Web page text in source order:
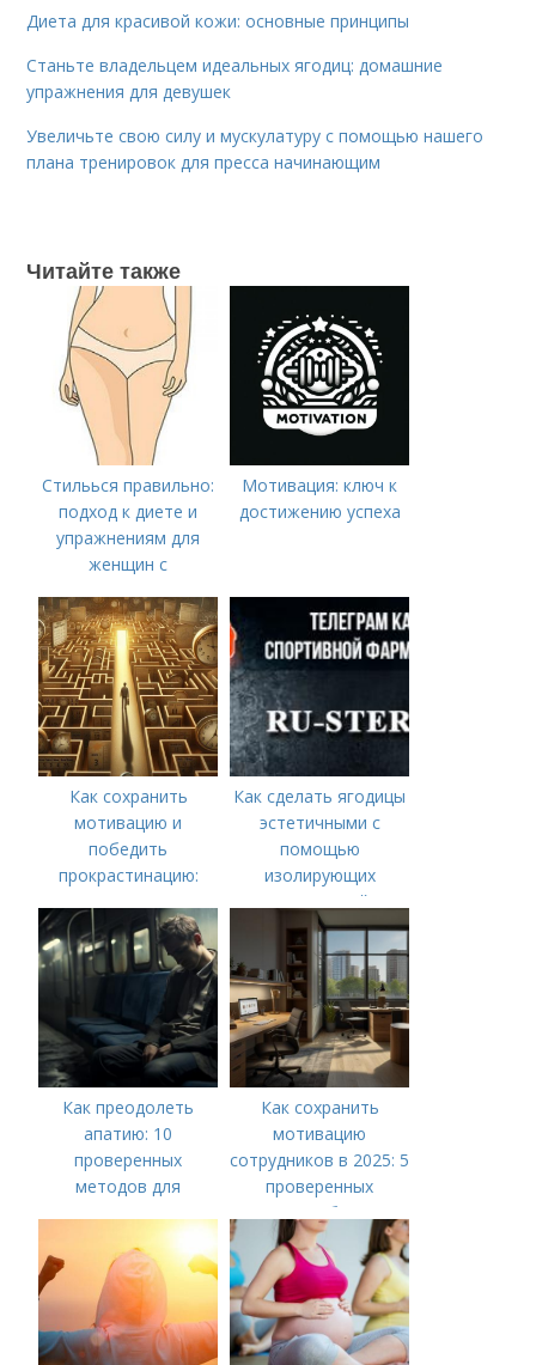
Диета для красивой кожи: основные принципы
Станьте владельцем идеальных ягодиц: домашние
упражнения для девушек
Увеличьте свою силу и мускулатуру с помощью нашего
плана тренировок для пресса начинающим
Читайте также
Стильься правильно:
подход к диете и
упражнениям для
женщин с
фигуры
Мотивация: ключ к
достижению успеха
Как сохранить
мотивацию и
победить
прокрастинацию:
Как сделать ягодицы
эстетичными с
помощью
изолирующих
упражнений
Как преодолеть
апатию: 10
проверенных
методов для
Как сохранить
мотивацию
сотрудников в 2025: 5
проверенных
способов